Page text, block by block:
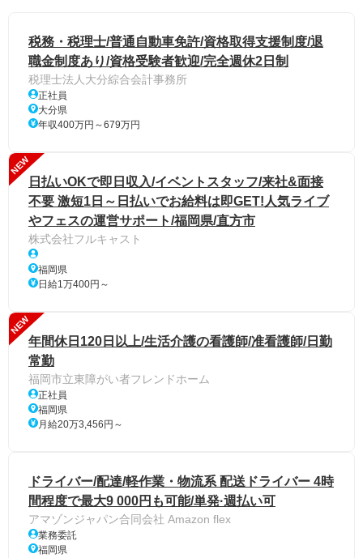
税務・税理士/普通自動車免許/資格取得支援制度/退
職金制度あり/資格受験者歓迎/完全週休2日制
税理士法人大分綜合会計事務所
正社員
大分県
年収400万円～679万円
NEW
日払いOKで即日収入/イベントスタッフ/来社&面接
不要 激短1日～日払いでお給料は即GET!人気ライブ
やフェスの運営サポート/福岡県/直方市
株式会社フルキャスト
福岡県
日給1万400円～
NEW
年間休日120日以上/生活介護の看護師/准看護師/日勤
常勤
福岡市立東障がい者フレンドホーム
正社員
福岡県
月給20万3,456円～
ドライバー/配達/軽作業・物流系 配送ドライバー 4時
間程度で最大9 000円も可能/単発·週払い可
アマゾンジャパン合同会社 Amazon flex
業務委託
福岡県